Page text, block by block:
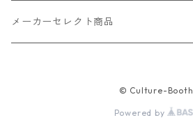
レザー（革）
メーカーセレクト商品
© Culture-Booth
Powered by